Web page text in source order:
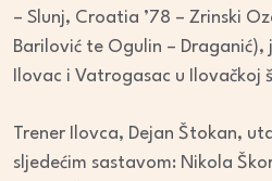
– Slunj, Croatia ’78 – Zrinski
Barilović te Ogulin – Draganić),
Ilovac i Vatrogasac u Ilovačkoj
Trener Ilovca, Dejan Štokan,
sljedećim sastavom: Nikola